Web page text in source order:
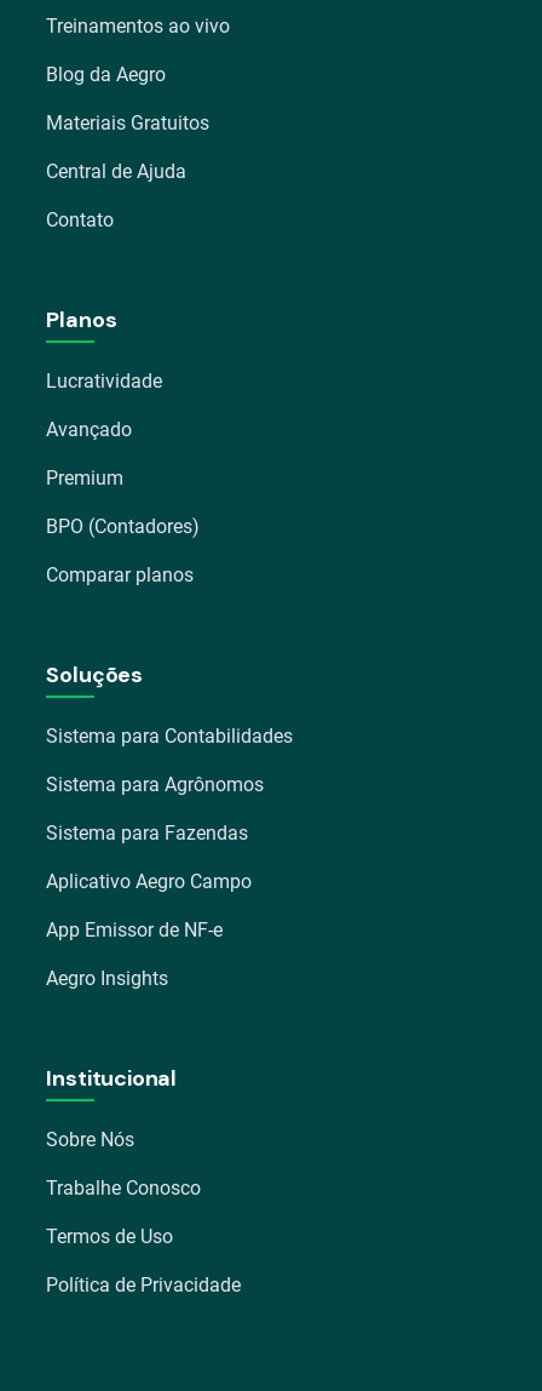
Treinamentos ao vivo
Blog da Aegro
Materiais Gratuitos
Central de Ajuda
Contato
Planos
Lucratividade
Avançado
Premium
BPO (Contadores)
Comparar planos
Soluções
Sistema para Contabilidades
Sistema para Agrônomos
Sistema para Fazendas
Aplicativo Aegro Campo
App Emissor de NF-e
Aegro Insights
Institucional
Sobre Nós
Trabalhe Conosco
Termos de Uso
Política de Privacidade